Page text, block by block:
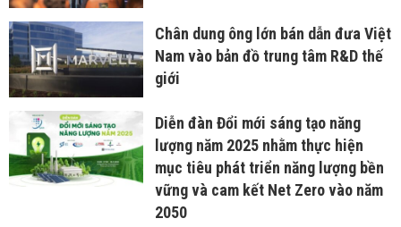
Chân dung ông lớn bán dẫn đưa Việt
Nam vào bản đồ trung tâm R&D thế
giới
Diễn đàn Đổi mới sáng tạo năng
lượng năm 2025 nhằm thực hiện
mục tiêu phát triển năng lượng bền
vững và cam kết Net Zero vào năm
2050